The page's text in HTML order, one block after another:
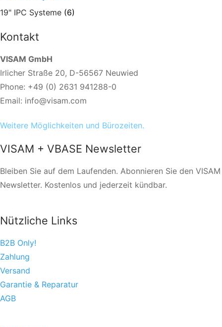
19" IPC Systeme (6)
Kontakt
VISAM GmbH
Irlicher Straße 20, D-56567 Neuwied
Phone: +49 (0) 2631 941288-0
Email: info@visam.com
Weitere Möglichkeiten und Bürozeiten.
VISAM + VBASE Newsletter
Bleiben Sie auf dem Laufenden. Abonnieren Sie den VISAM
Newsletter. Kostenlos und jederzeit kündbar.
Nützliche Links
B2B Only!
Zahlung
Versand
Garantie & Reparatur
AGB